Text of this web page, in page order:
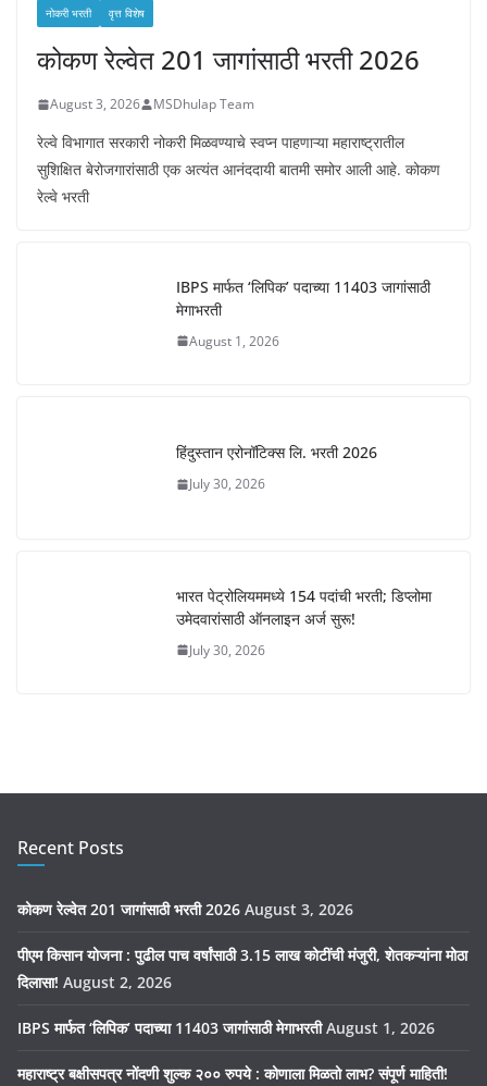
नोकरी भरती वृत्त विशेष
कोकण रेल्वेत 201 जागांसाठी भरती 2026
August 3, 2026 MSDhulap Team
रेल्वे विभागात सरकारी नोकरी मिळवण्याचे स्वप्न पाहणाऱ्या महाराष्ट्रातील
सुशिक्षित बेरोजगारांसाठी एक अत्यंत आनंददायी बातमी समोर आली आहे. कोकण
रेल्वे भरती
IBPS मार्फत ‘लिपिक’ पदाच्या 11403 जागांसाठी
मेगाभरती
August 1, 2026
हिंदुस्तान एरोनॉटिक्स लि. भरती 2026
July 30, 2026
भारत पेट्रोलियममध्ये 154 पदांची भरती; डिप्लोमा
उमेदवारांसाठी ऑनलाइन अर्ज सुरू!
July 30, 2026
Recent Posts
कोकण रेल्वेत 201 जागांसाठी भरती 2026 August 3, 2026
पीएम किसान योजना : पुढील पाच वर्षांसाठी 3.15 लाख कोटींची मंजुरी, शेतकऱ्यांना मोठा
दिलासा! August 2, 2026
IBPS मार्फत ‘लिपिक’ पदाच्या 11403 जागांसाठी मेगाभरती August 1, 2026
महाराष्ट्र बक्षीसपत्र नोंदणी शुल्क २०० रुपये : कोणाला मिळतो लाभ? संपूर्ण माहिती!